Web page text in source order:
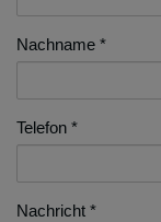
Nachname
Telefon
Nachricht